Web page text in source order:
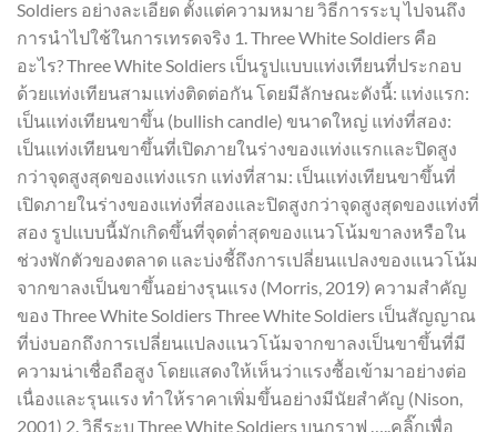
Soldiers อย่างละเอียด ตั้งแต่ความหมาย วิธีการระบุ ไปจนถึง
การนำไปใช้ในการเทรดจริง 1. Three White Soldiers คือ
อะไร? Three White Soldiers เป็นรูปแบบแท่งเทียนที่ประกอบ
ด้วยแท่งเทียนสามแท่งติดต่อกัน โดยมีลักษณะดังนี้: แท่งแรก:
เป็นแท่งเทียนขาขึ้น (bullish candle) ขนาดใหญ่ แท่งที่สอง:
เป็นแท่งเทียนขาขึ้นที่เปิดภายในร่างของแท่งแรกและปิดสูง
กว่าจุดสูงสุดของแท่งแรก แท่งที่สาม: เป็นแท่งเทียนขาขึ้นที่
เปิดภายในร่างของแท่งที่สองและปิดสูงกว่าจุดสูงสุดของแท่งที่
สอง รูปแบบนี้มักเกิดขึ้นที่จุดต่ำสุดของแนวโน้มขาลงหรือใน
ช่วงพักตัวของตลาด และบ่งชี้ถึงการเปลี่ยนแปลงของแนวโน้ม
จากขาลงเป็นขาขึ้นอย่างรุนแรง (Morris, 2019) ความสำคัญ
ของ Three White Soldiers Three White Soldiers เป็นสัญญาณ
ที่บ่งบอกถึงการเปลี่ยนแปลงแนวโน้มจากขาลงเป็นขาขึ้นที่มี
ความน่าเชื่อถือสูง โดยแสดงให้เห็นว่าแรงซื้อเข้ามาอย่างต่อ
เนื่องและรุนแรง ทำให้ราคาเพิ่มขึ้นอย่างมีนัยสำคัญ (Nison,
2001) 2. วิธีระบุ Three White Soldiers บนกราฟ …..คลิ๊กเพื่อ